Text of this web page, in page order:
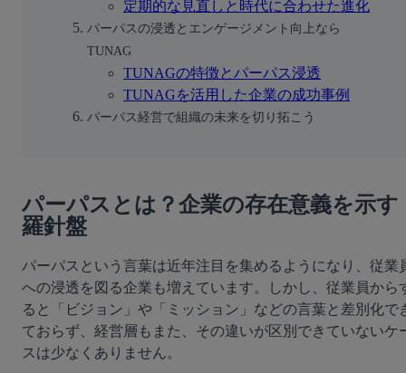
定期的な見直しと時代に合わせた進化
パーパスの浸透とエンゲージメント向上なら
TUNAG
TUNAGの特徴とパーパス浸透
TUNAGを活用した企業の成功事例
パーパス経営で組織の未来を切り拓こう
パーパスとは？企業の存在意義を示す
羅針盤
パーパスという言葉は近年注目を集めるようになり、従業
への浸透を図る企業も増えています。しかし、従業員から
ると「ビジョン」や「ミッション」などの言葉と差別化で
ておらず、経営層もまた、その違いが区別できていないケ
スは少なくありません。